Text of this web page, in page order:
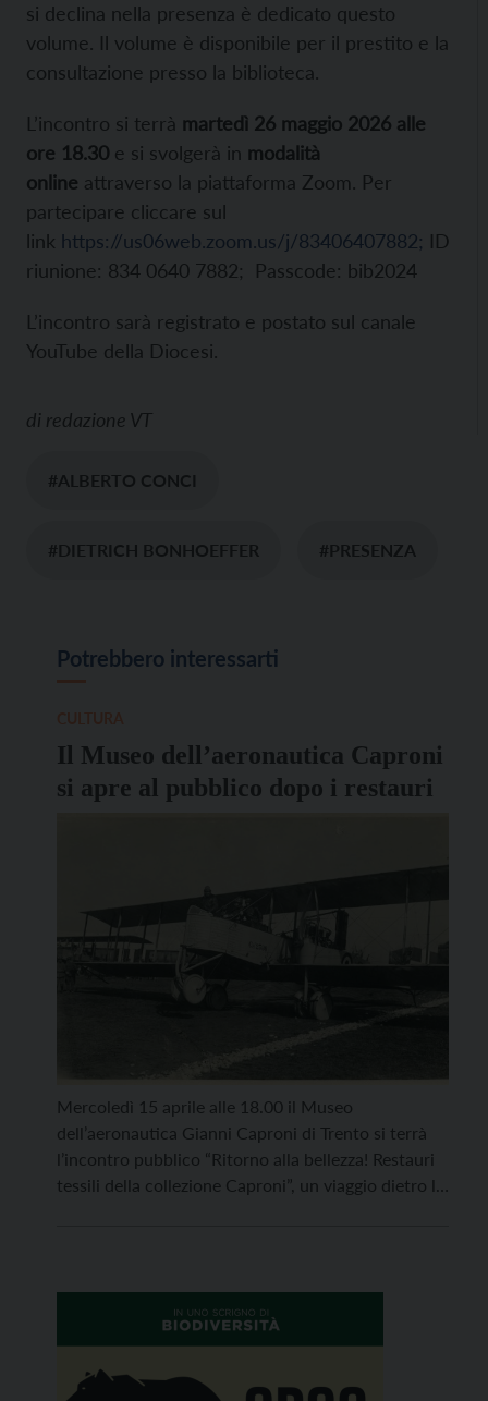
si declina nella presenza è dedicato questo
volume. Il volume è disponibile per il prestito e la
consultazione presso la biblioteca.
L’incontro si terrà martedì 26 maggio 2026 alle
ore 18.30 e si svolgerà in modalità
online attraverso la piattaforma Zoom. Per
partecipare cliccare sul
link https://us06web.zoom.us/j/83406407882; ID
riunione: 834 0640 7882; Passcode: bib2024
L’incontro sarà registrato e postato sul canale
YouTube della Diocesi.
di redazione VT
#ALBERTO CONCI
#DIETRICH BONHOEFFER #PRESENZA
Potrebbero interessarti
Il Museo dell’aeronautica Caproni
si apre al pubblico dopo i restauri
Mercoledì 15 aprile alle 18.00 il Museo
dell’aeronautica Gianni Caproni di Trento si terrà
l’incontro pubblico “Ritorno alla bellezza! Restauri
tessili della collezione Caproni”, un viaggio dietro le
Trentino. Un museo non è solo un contenitore di
oggetti, ma un […]